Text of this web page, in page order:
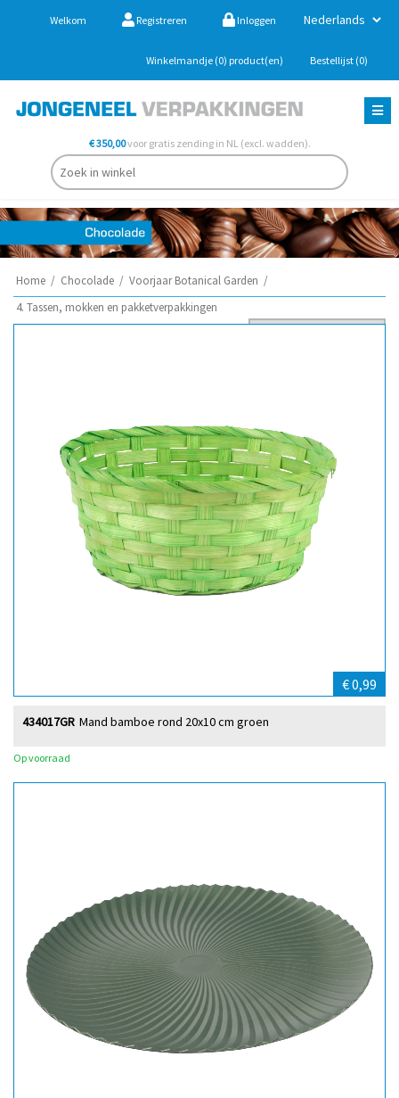
Welkom Registreren Inloggen
Winkelmandje (0) product(en) Bestellijst (0)
€ 350,00voor gratis zending in NL (excl. wadden).
Home / Chocolade / Voorjaar Botanical Garden /
4. Tassen, mokken en pakketverpakkingen
€ 0,99
Mand bamboe rond 20x10 cm groen
434017GR
Op voorraad